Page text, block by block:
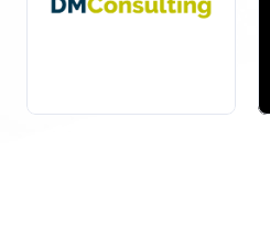
Local expertise: In-depth
affordable rates.